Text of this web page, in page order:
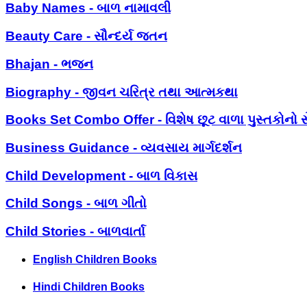
Baby Names - બાળ નામાવલી
Beauty Care - સૌન્દર્ય જતન
Bhajan - ભજન
Biography - જીવન ચરિત્ર તથા આત્મકથા
Books Set Combo Offer - વિશેષ છૂટ વાળા પુસ્તકોનો
Business Guidance - વ્યવસાય માર્ગદર્શન
Child Development - બાળ વિકાસ
Child Songs - બાળ ગીતો
Child Stories - બાળવાર્તા
English Children Books
Hindi Children Books